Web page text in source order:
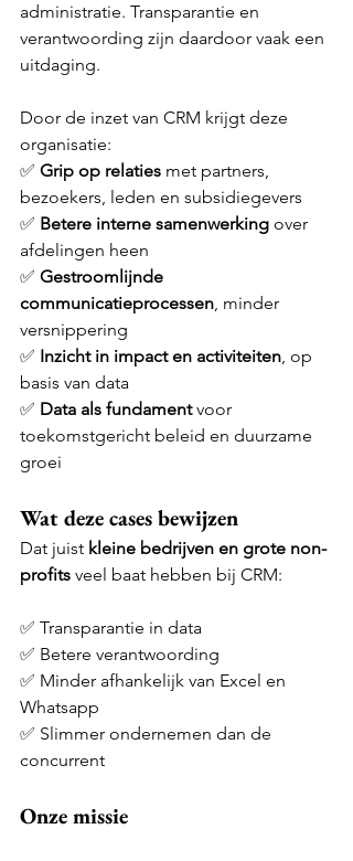
administratie. Transparantie en
verantwoording zijn daardoor vaak een
uitdaging.
Door de inzet van CRM krijgt deze
organisatie:
✅ Grip op relaties met partners,
bezoekers, leden en subsidiegevers
✅ Betere interne samenwerking over
afdelingen heen
✅ Gestroomlijnde
communicatieprocessen, minder
versnippering
✅ Inzicht in impact en activiteiten, op
basis van data
✅ Data als fundament voor
toekomstgericht beleid en duurzame
groei
Wat deze cases bewijzen
Dat juist kleine bedrijven en grote non-
profits veel baat hebben bij CRM:
✅ Transparantie in data
✅ Betere verantwoording
✅ Minder afhankelijk van Excel en
Whatsapp
✅ Slimmer ondernemen dan de
concurrent
Onze missie